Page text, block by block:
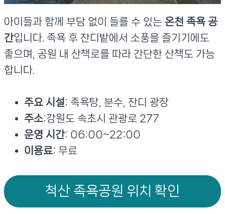
아이들과 함께 부담 없이 들를 수 있는 온천 족욕 공
간입니다. 족욕 후 잔디밭에서 소풍을 즐기기에도
좋으며, 공원 내 산책로를 따라 간단한 산책도 가능
합니다.
주요 시설: 족욕탕, 분수, 잔디 광장
주소:강원도 속초시 관광로 277
운영 시간: 06:00~22:00
이용료: 무료
척산 족욕공원 위치 확인